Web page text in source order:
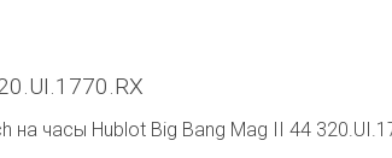
на часы Hublot Big Bang Mag II 44